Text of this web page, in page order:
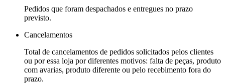
Pedidos que foram despachados e entregues no prazo
previsto.
Cancelamentos
Total de cancelamentos de pedidos solicitados pelos clientes
ou por essa loja por diferentes motivos: falta de peças, produto
com avarias, produto diferente ou pelo recebimento fora do
prazo.